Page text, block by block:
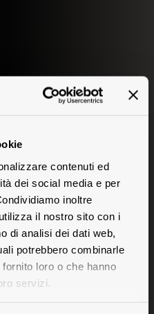
contenuti ed
dei social media e per
inoltre
il nostro sito con i
di analisi dei dati web,
potrebbero combinarle
loro o che hanno
servizi.